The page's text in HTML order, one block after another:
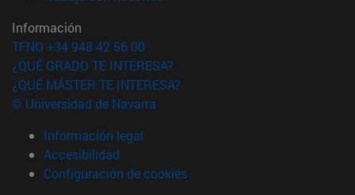
Información
TFNO +34 948 42 56 00
¿QUÉ GRADO TE INTERESA?
¿QUÉ MÁSTER TE INTERESA?
© Universidad de Navarra
Información legal
Accesibilidad
Configuración de cookies